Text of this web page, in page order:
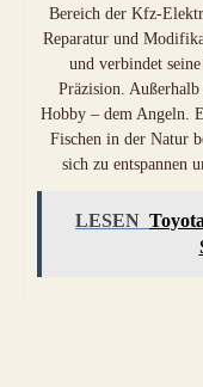
Bereich der Kfz-
Reparatur und
und verbindet
Präzision.
Hobby – dem Angeln.
Fischen in der Natur
sich zu entspannen
LESEN